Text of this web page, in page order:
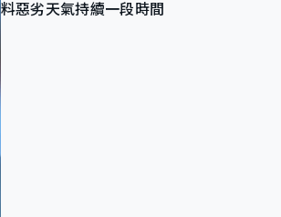
料惡劣天氣持續一段時間